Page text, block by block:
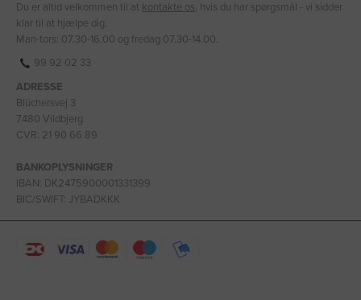
Du er altid velkommen til at kontakte os, hvis du har spørgsmål - vi sidder
klar til at hjælpe dig.
Man-tors: 07.30-16.00 og fredag 07.30-14.00.
99 92 02 33
ADRESSE
Blüchersvej 3
7480 Vildbjerg
CVR: 21 90 66 89
BANKOPLYSNINGER
IBAN: DK2475900001331399
BIC/SWIFT: JYBADKKK